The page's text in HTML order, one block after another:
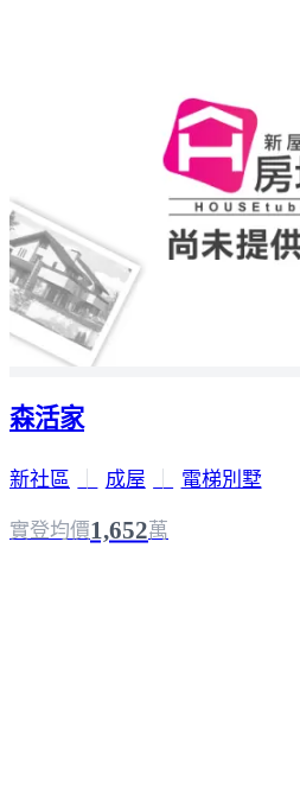
森活家
新社區 成屋 電梯別墅
實登均價1,652萬